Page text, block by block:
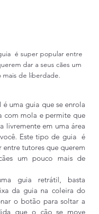
é super popular entre
dar a seus cães um
mais de liberdade.
uma guia que se enrola
com mola e permite que
livremente em uma área
Este tipo de guia  é
entre tutores que querem
um pouco mais de
guia retrátil, basta
da guia na coleira do
o botão para soltar a
que o cão se move